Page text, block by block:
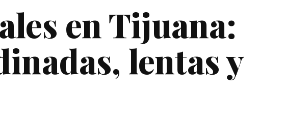
en Tijuana:
lentas y